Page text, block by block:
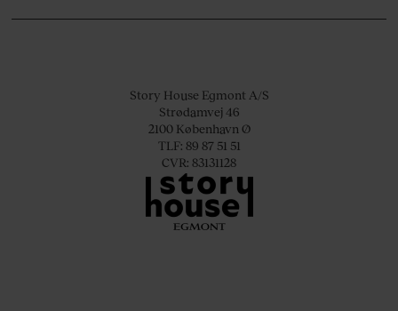
Story House Egmont A/S
Strødamvej 46
2100 København Ø
TLF: 89 87 51 51
CVR: 83131128